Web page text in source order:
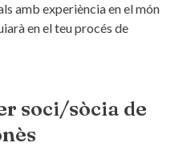
amb experiència en el món
en el teu procés de
soci/sòcia de